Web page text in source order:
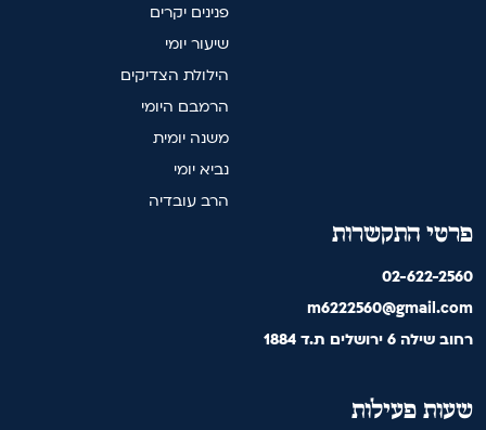
פנינים יקרים
שיעור יומי
הילולת הצדיקים
הרמבם היומי
משנה יומית
נביא יומי
הרב עובדיה
פרטי התקשרות
02-622-2560
m6222560@gmail.com
רחוב שילה 6 ירושלים ת.ד 1884
שעות פעילות